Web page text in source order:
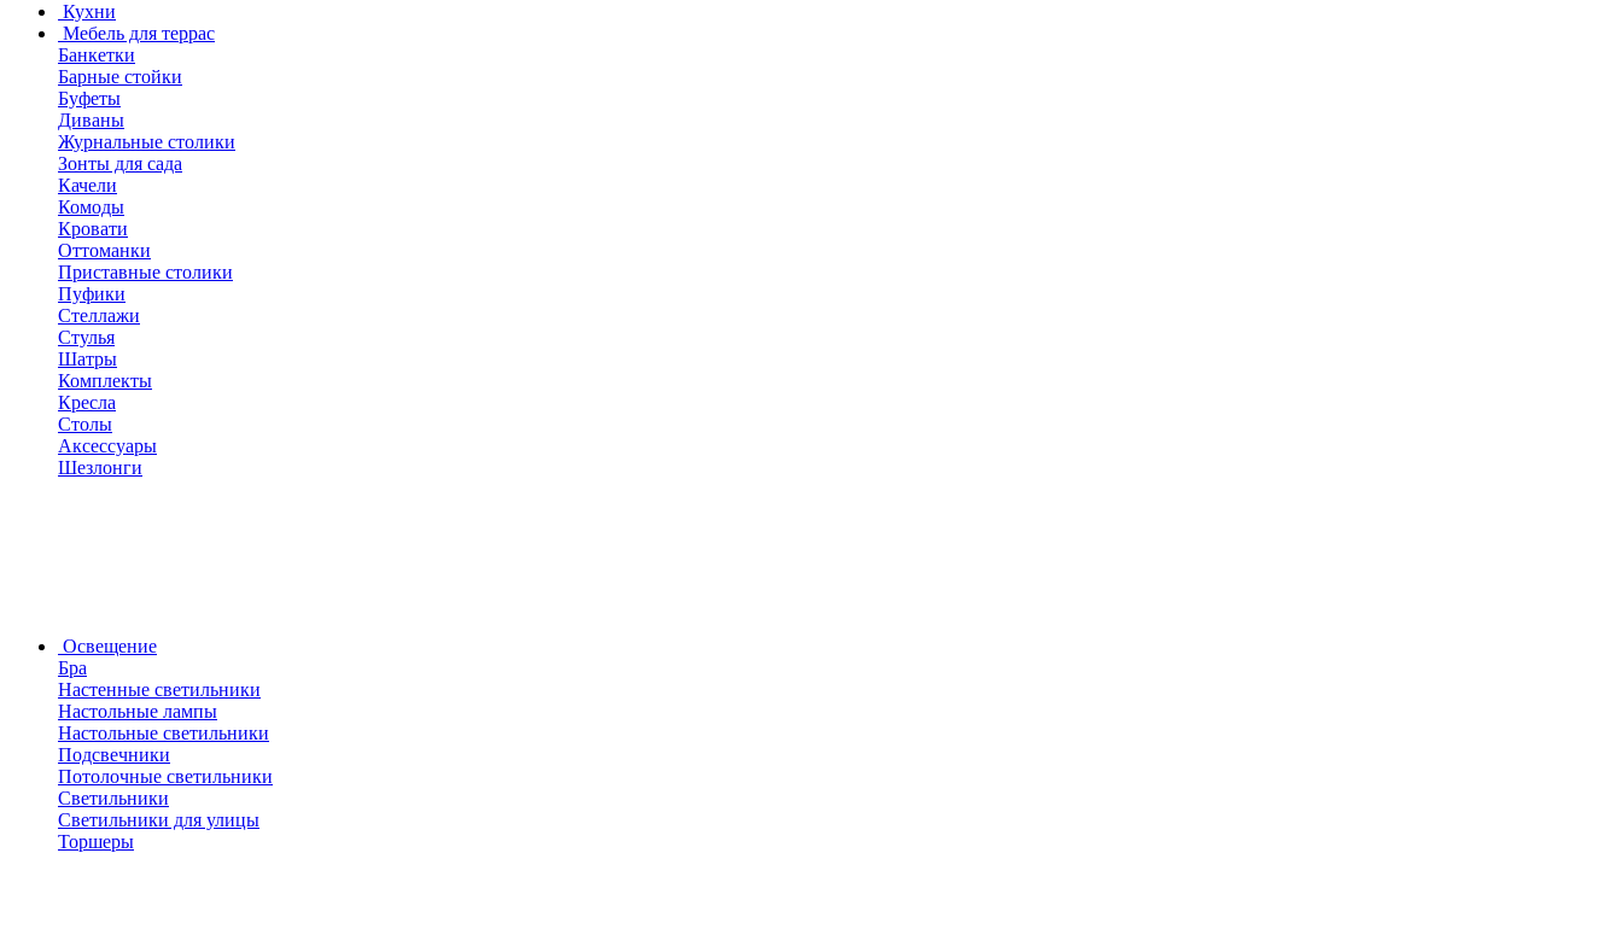
Кухни
Мебель для террас
Банкетки
Барные стойки
Буфеты
Диваны
Журнальные столики
Зонты для сада
Качели
Комоды
Кровати
Оттоманки
Приставные столики
Пуфики
Стеллажи
Стулья
Шатры
Комплекты
Кресла
Столы
Аксессуары
Шезлонги
Освещение
Бра
Настенные светильники
Настольные лампы
Настольные светильники
Подсвечники
Потолочные светильники
Светильники
Светильники для улицы
Торшеры